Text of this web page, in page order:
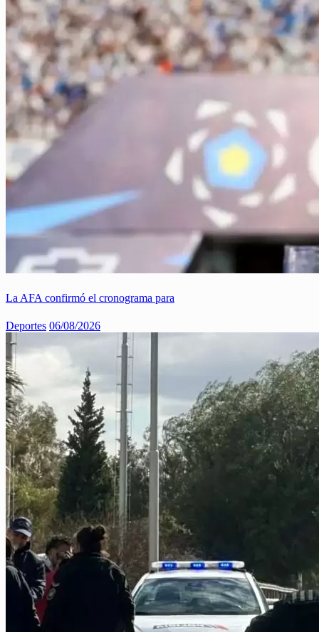
La AFA confirmó el cronograma para
Deportes 06/08/2026